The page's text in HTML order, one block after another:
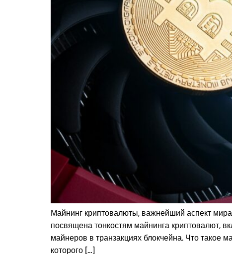
Майнинг криптовалюты, важнейший аспект
посвящена тонкостям майнинга криптовалют,
майнеров в транзакциях блокчейна. Что такое
которого […]